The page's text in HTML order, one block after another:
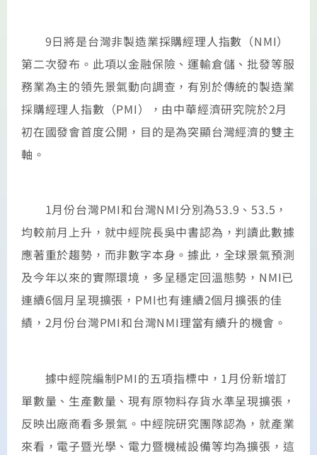
9日將是台灣非製造業採購經理人指數（NMI）
第二次發布。此項以金融保險、運輸倉儲、批發等服
務業為主的領先景氣動向調查，有別於傳統的製造業
採購經理人指數（PMI），由中華經濟研究院於2月
初在國發會首度公開，目的是為突顯台灣經濟的雙主
軸。
1月份台灣PMI和台灣NMI分別為53.9、53.5，
均較前月上升，就中經院長吳中書認為，判讀此數據
應著重於趨勢，而非數字本身。據此，全球景氣預測
及今年以來的實際環境，多呈穩定回溫態勢，NMI已
連續6個月呈現擴張，PMI也有連續2個月擴張的佳
績，2月份台灣PMI和台灣NMI理當有續升的機會。
據中經院編制PMI的五項指標中，1月份新增訂
單數量、生產數量、現有原物料存貨水準呈現擴張，
反映出廠商看多景氣。中經院研究團隊認為，就產業
來看，電子暨光學、電力暨機械設備等均為擴張，這